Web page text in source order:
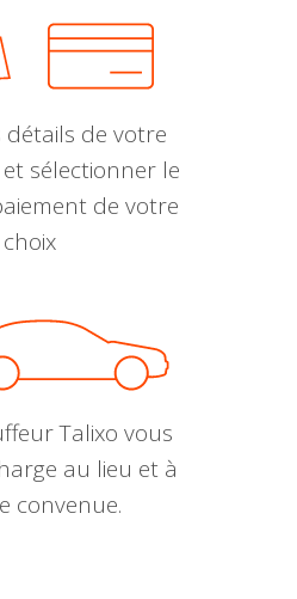
détails de votre
sélectionner le
de votre
choix
Talixo vous
au lieu et à
convenue.